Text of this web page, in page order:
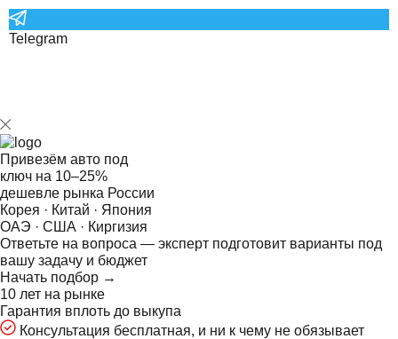
Telegram
Привезём авто под
ключ на 10–25%
дешевле рынка России
Корея · Китай · Япония
ОАЭ · США · Киргизия
Ответьте на вопроса — эксперт подготовит варианты под
вашу задачу и бюджет
Начать подбор →
10 лет на рынке
Гарантия вплоть до выкупа
Консультация бесплатная, и ни к чему не обязывает